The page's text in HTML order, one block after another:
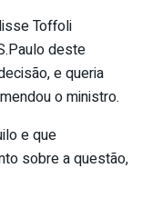
Toffoli
deste
e queria
o ministro.
e que
sobre a questão,